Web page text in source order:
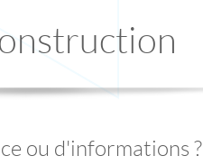
ou d'informations ?